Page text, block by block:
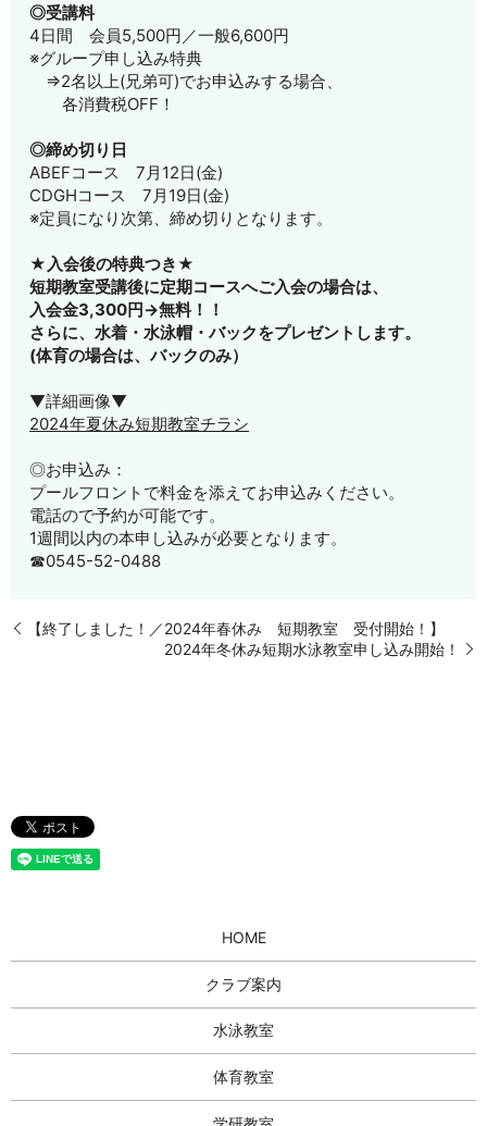
◎受講料
4日間 会員5,500円／一般6,600円
※グループ申し込み特典
⇒2名以上(兄弟可)でお申込みする場合、
各消費税OFF！
◎締め切り日
ABEFコース 7月12日(金)
CDGHコース 7月19日(金)
※定員になり次第、締め切りとなります。
★入会後の特典つき★
短期教室受講後に定期コースへご入会の場合は、
入会金3,300円→無料！！
さらに、水着・水泳帽・バックをプレゼントします。
(体育の場合は、バックのみ）
▼詳細画像▼
2024年夏休み短期教室チラシ
◎お申込み：
プールフロントで料金を添えてお申込みください。
電話ので予約が可能です。
1週間以内の本申し込みが必要となります。
☎0545-52-0488
【終了しました！／2024年春休み 短期教室 受付開始！】
2024年冬休み短期水泳教室申し込み開始！
HOME
クラブ案内
水泳教室
体育教室